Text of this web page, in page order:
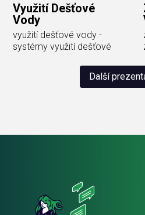
Využití Dešťové
Vody
využití dešťové vody -
systémy využití dešťové
Další